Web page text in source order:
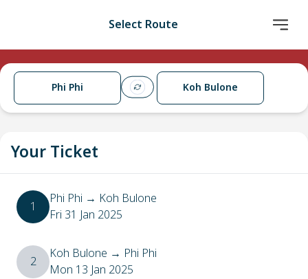
Select Route
Phi Phi Koh Bulone
Your Ticket
1 Phi Phi → Koh Bulone
Fri 31 Jan 2025
2 Koh Bulone → Phi Phi
Mon 13 Jan 2025